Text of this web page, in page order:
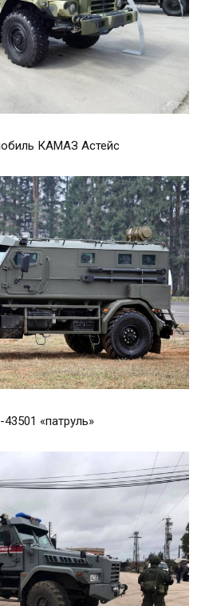
КАМАЗ Астейс
«патруль»